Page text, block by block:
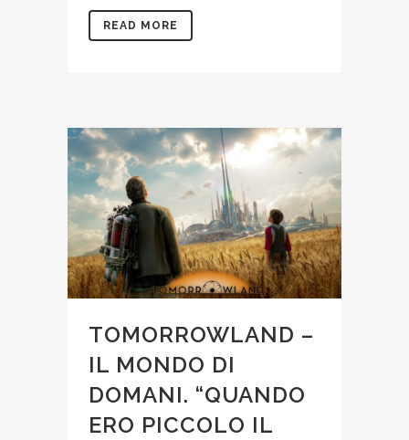
READ MORE
TOMORROWLAND –
IL MONDO DI
DOMANI. “QUANDO
ERO PICCOLO IL